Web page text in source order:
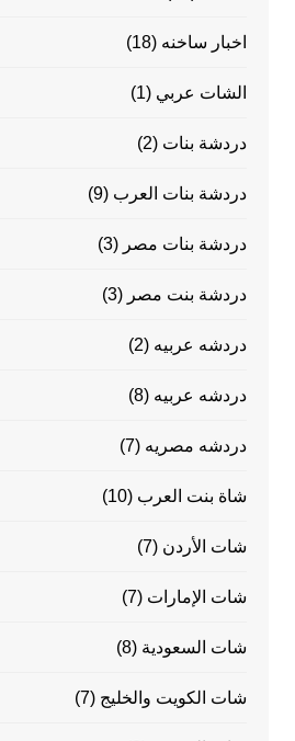
اخبار ساخنه (18)
الشات عربي (1)
دردشة بنات (2)
دردشة بنات العرب (9)
دردشة بنات مصر (3)
دردشة بنت مصر (3)
دردشه عربيه (2)
دردشه عربيه (8)
دردشه مصريه (7)
شاة بنت العرب (10)
شات الأردن (7)
شات الإمارات (7)
شات السعودية (8)
شات الكويت والخليج (7)